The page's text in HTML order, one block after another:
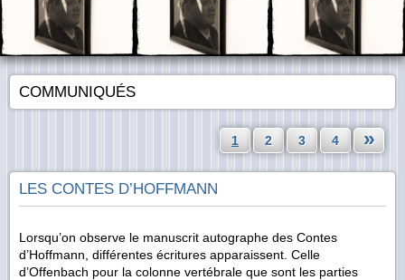
COMMUNIQUÉS
1 2 3 4 »
LES CONTES D’HOFFMANN
Lorsqu’on observe le manuscrit autographe des Contes
d’Hoffmann, différentes écritures apparaissent. Celle
d’Offenbach pour la colonne vertébrale que sont les parties